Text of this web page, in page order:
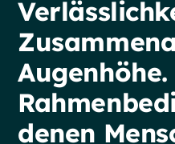
Augenhöhe.
denen